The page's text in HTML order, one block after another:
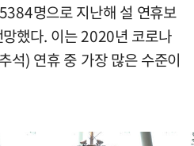
명으로 지난해 설 연휴보
했다. 이는 2020년 코로나
석) 연휴 중 가장 많은 수준이